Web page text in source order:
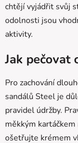
chtějí vyjádřit svůj
odolnosti jsou
aktivity.
Jak pečovat
Pro zachování
sandálů Steel je
pravidel údržby.
měkkým
ošetřujte krémem